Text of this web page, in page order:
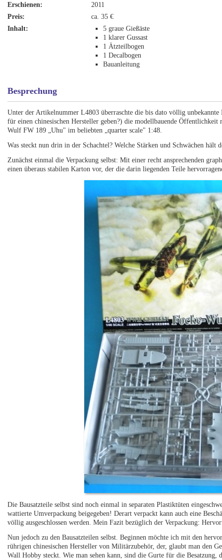
Erschienen:
2011
Preis:
ca. 35 €
Inhalt:
5 graue Gießäste
1 klarer Gussast
1 Ätzteilbogen
1 Decalbogen
Bauanleitung
Besprechung
Unter der Artikelnummer L4803 überraschte die bis dato völlig unbekannte
für einen chinesischen Hersteller geben?) die modellbauende Öffentlichkeit
Wulf FW 189 „Uhu" im beliebten „quarter scale" 1:48.
Was steckt nun drin in der Schachtel? Welche Stärken und Schwächen hält
Zunächst einmal die Verpackung selbst: Mit einer recht ansprechenden
einen überaus stabilen Karton vor, der die darin liegenden Teile
Die Bausatzteile selbst sind noch einmal in separaten Plastiktüten
wattierte Umverpackung beigegeben! Derart verpackt kann auch eine
völlig ausgeschlossen werden. Mein Fazit bezüglich der Verpackung:
Nun jedoch zu den Bausatzteilen selbst. Beginnen möchte ich mit den
rührigen chinesischen Hersteller von Militärzubehör, der, glaubt man den
Wall Hobby steckt. Wie man sehen kann, sind die Gurte für die